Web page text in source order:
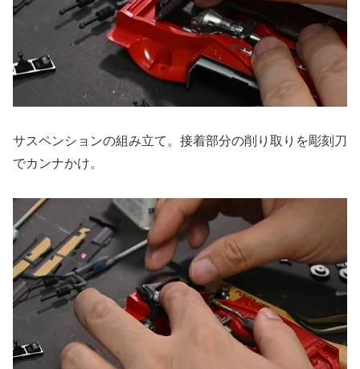
サスペンションの組み立て。接着部分の削り取りを彫刻刀
でカンナかけ。